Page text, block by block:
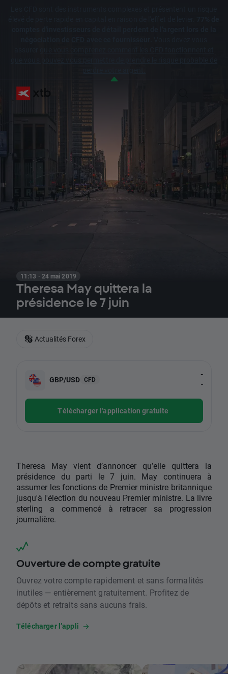
11:13 · 24 mai 2019
Theresa May quittera la
présidence le 7 juin
GBP/USD CFD
-
-
Télécharger l'application gratuite
Theresa May vient d’annoncer qu’elle quittera la
présidence du parti le 7 juin. May continuera à
assumer les fonctions de Premier ministre britannique
jusqu'à l'élection du nouveau Premier ministre. La livre
sterling a commencé à retracer sa progression
journalière.
Ouverture de compte gratuite
Ouvrez votre compte rapidement et sans formalités
inutiles — entièrement gratuitement. Profitez de
dépôts et retraits sans aucuns frais.
Télécharger l’appli
Actualités Forex